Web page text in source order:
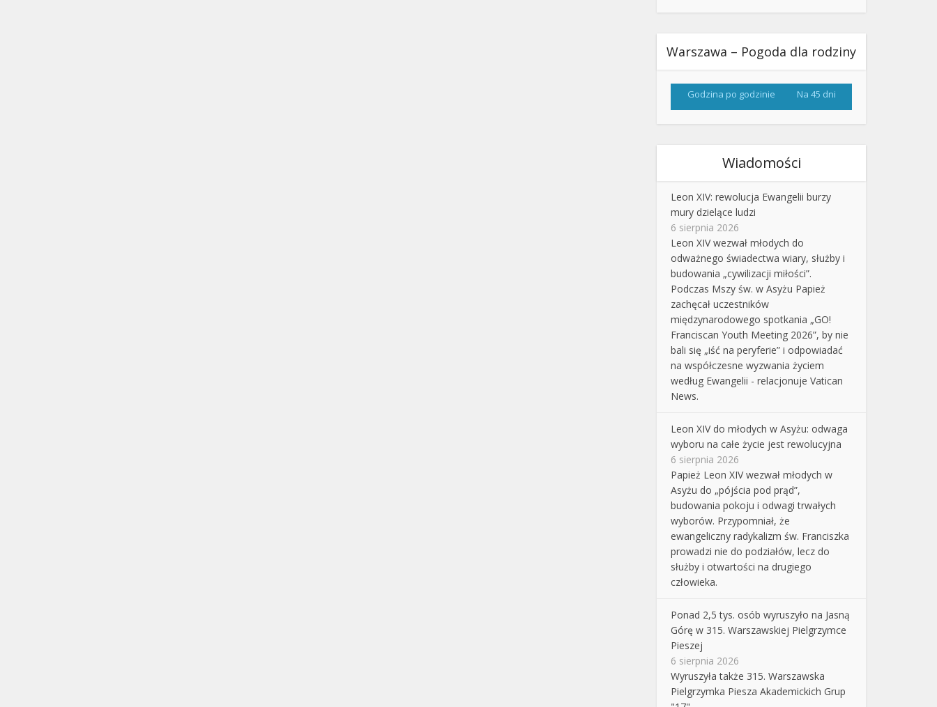
Warszawa – Pogoda dla rodziny
Godzina po godzinie Na 45 dni
Wiadomości
Leon XIV: rewolucja Ewangelii burzy
mury dzielące ludzi
6 sierpnia 2026
Leon XIV wezwał młodych do
odważnego świadectwa wiary, służby i
budowania „cywilizacji miłości”.
Podczas Mszy św. w Asyżu Papież
zachęcał uczestników
międzynarodowego spotkania „GO!
Franciscan Youth Meeting 2026”, by nie
bali się „iść na peryferie” i odpowiadać
na współczesne wyzwania życiem
według Ewangelii - relacjonuje Vatican
News.
Leon XIV do młodych w Asyżu: odwaga
wyboru na całe życie jest rewolucyjna
6 sierpnia 2026
Papież Leon XIV wezwał młodych w
Asyżu do „pójścia pod prąd”,
budowania pokoju i odwagi trwałych
wyborów. Przypomniał, że
ewangeliczny radykalizm św. Franciszka
prowadzi nie do podziałów, lecz do
służby i otwartości na drugiego
człowieka.
Ponad 2,5 tys. osób wyruszyło na Jasną
Górę w 315. Warszawskiej Pielgrzymce
Pieszej
6 sierpnia 2026
Wyruszyła także 315. Warszawska
Pielgrzymka Piesza Akademickich Grup